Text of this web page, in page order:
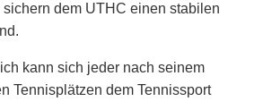
sichern dem UTHC einen stabilen
kann sich jeder nach seinem
Tennisplätzen dem Tennissport